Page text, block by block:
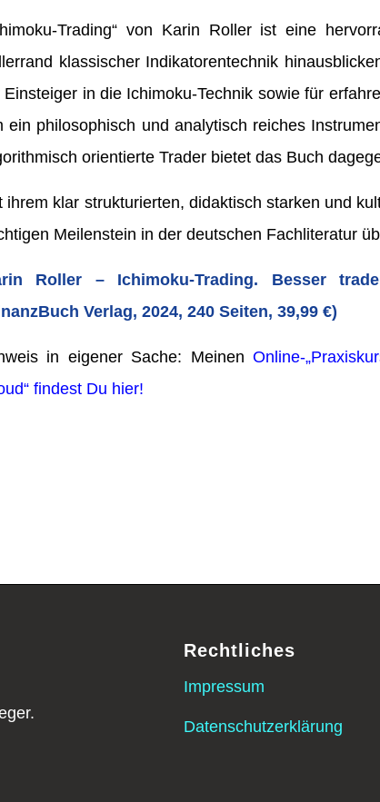
Trading“ von Karin Roller ist eine
klassischer Indikatorentechnik
Einsteiger in die Ichimoku-Technik sowie für
ein philosophisch und analytisch reiches
orientierte Trader bietet das Buch
ihrem klar strukturierten, didaktisch starken und
Meilenstein in der deutschen Fachliteratur
Roller – Ichimoku-Trading. Besser
Verlag, 2024, 240 Seiten, 39,99 €)
in eigener Sache: MeinenOnline-
findest Du hier!
Rechtliches
Impressum
Datenschutzerklärung